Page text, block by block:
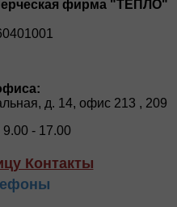
фирма "ТЕПЛО"
д. 14, офис 213 , 209
9.00 - 17.00
Контакты